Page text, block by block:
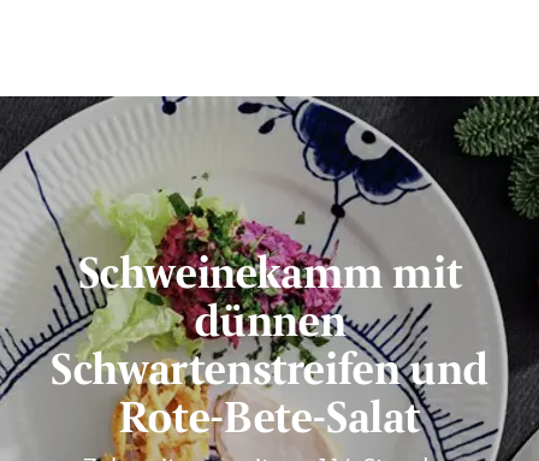
Schweinekamm mit
dünnen
Schwartenstreifen und
Rote-Bete-Salat